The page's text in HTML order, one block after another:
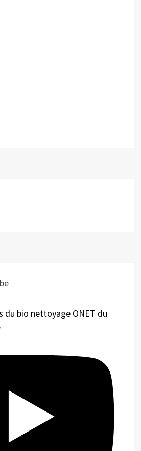
du bio nettoyage ONET du